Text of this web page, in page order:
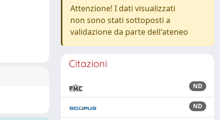
Attenzione! I dati visualizzati
non sono stati sottoposti a
validazione da parte dell'ateneo
Citazioni
ND
ND